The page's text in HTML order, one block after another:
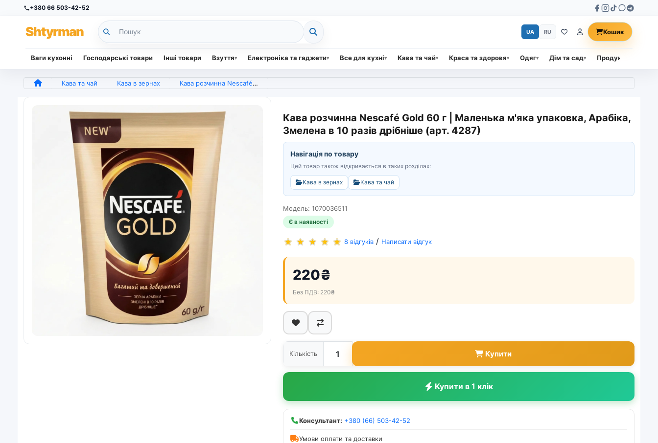
+380 66 503-42-52
Shtyrman
Ваги кухонні Господарські товари Інші товари Взуття Електроніка та гаджети Все для кухні Кава та чай Краса та здоровя Одяг Дім та сад Продукти
UA RU Кошик
Кава та чай Кава в зернах Кава розчинна Nescafé Gold 60 г | Маленька м'яка упаковка, Арабіка, Змелена в 10 разів дрібніше (арт. 4287)
Кава розчинна Nescafé Gold 60 г | Маленька м'яка упаковка, Арабіка,
Змелена в 10 разів дрібніше (арт. 4287)
Навігація по товару
Цей товар також відкривається в таких розділах:
Кава в зернах Кава та чай
Модель: 1070036511
Є в наявності
8 відгуків / Написати відгук
220₴
Без ПДВ: 220₴
Кількість Купити
Купити в 1 клік
Консультант: +380 (66) 503-42-52
Умови оплати та доставки